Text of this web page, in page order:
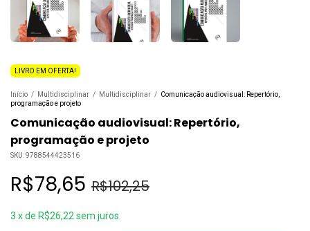
LIVRO EM OFERTA!
Início / Multidisciplinar / Multidisciplinar / Comunicação audiovisual: Repertório,
programação e projeto
Comunicação audiovisual: Repertório,
programação e projeto
SKU:9788544423516
R$78,65 R$102,25
3 xde R$26,22 sem juros